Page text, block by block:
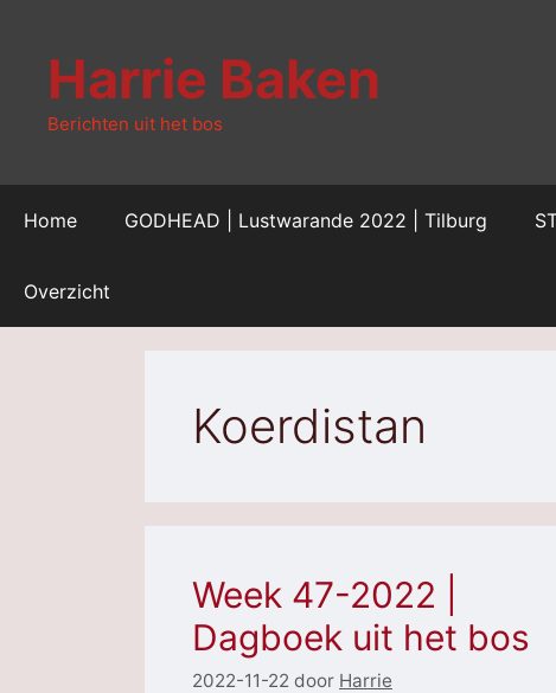
inhoudHarrie Baken
Berichten uit het bos
Home GODHEAD | Lustwarande 2022 | Tilburg
Overzicht
Koerdistan
Week 47-2022 |
Dagboek uit het bos
2022-11-22 door Harrie